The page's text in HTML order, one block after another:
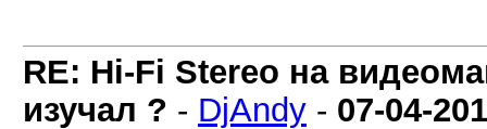
RE: Hi-Fi Stereo на
изучал ? - DjAndy - 07-04-